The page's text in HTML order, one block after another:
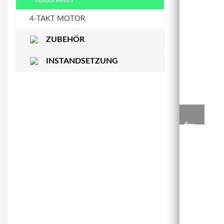
STEUERKETTENSCHIENEWASSERPUMPE
4-TAKT MOTOR
ZUBEHÖR
INSTANDSETZUNG